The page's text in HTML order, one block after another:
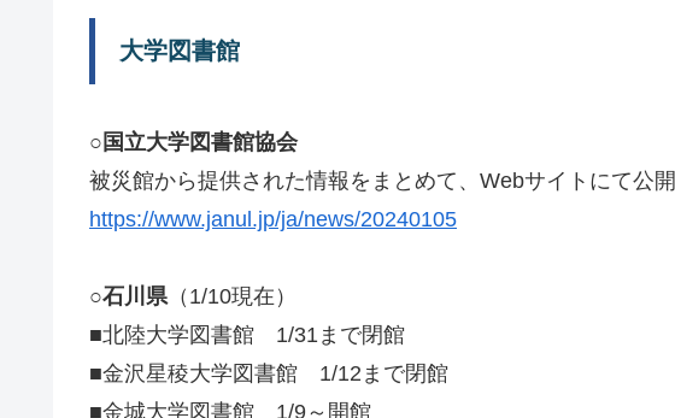
大学図書館
○国立大学図書館協会
被災館から提供された情報をまとめて、Webサイトにて公開
https://www.janul.jp/ja/news/20240105
○石川県（1/10現在）
■北陸大学図書館 1/31まで閉館
■金沢星稜大学図書館 1/12まで閉館
■金城大学図書館 1/9～開館